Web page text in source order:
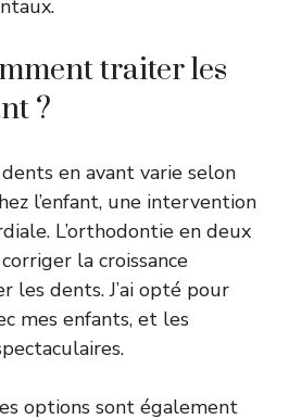
traiter les
?
en avant varie selon
l’enfant, une intervention
L’orthodontie en deux
la croissance
les dents. J’ai opté pour
mes enfants, et les
options sont également